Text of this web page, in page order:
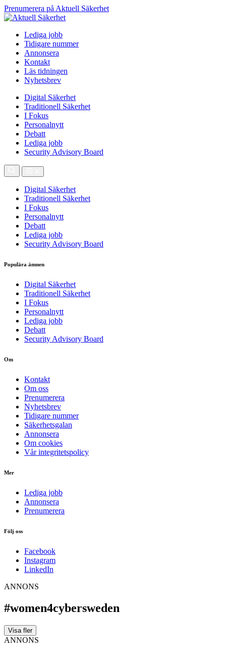
Prenumerera på Aktuell Säkerhet
Lediga jobb
Tidigare nummer
Annonsera
Kontakt
Läs tidningen
Nyhetsbrev
Digital Säkerhet
Traditionell Säkerhet
I Fokus
Personalnytt
Debatt
Lediga jobb
Security Advisory Board
Digital Säkerhet
Traditionell Säkerhet
I Fokus
Personalnytt
Debatt
Lediga jobb
Security Advisory Board
Populära ämnen
Digital Säkerhet
Traditionell Säkerhet
I Fokus
Personalnytt
Lediga jobb
Debatt
Security Advisory Board
Om
Kontakt
Om oss
Prenumerera
Nyhetsbrev
Tidigare nummer
Säkerhetsgalan
Annonsera
Om cookies
Vår integritetspolicy
Mer
Lediga jobb
Annonsera
Prenumerera
Följ oss
Facebook
Instagram
LinkedIn
ANNONS
#women4cybersweden
Visa fler
ANNONS